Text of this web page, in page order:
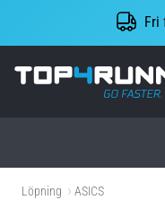
Fri
Löpning ASICS